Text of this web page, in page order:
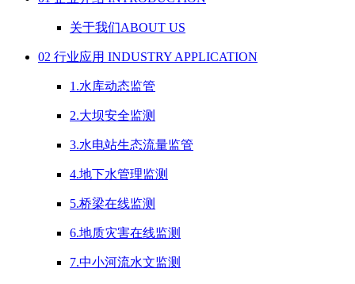
关于我们ABOUT US
02 行业应用 INDUSTRY APPLICATION
1.水库动态监管
2.大坝安全监测
3.水电站生态流量监管
4.地下水管理监测
5.桥梁在线监测
6.地质灾害在线监测
7.中小河流水文监测